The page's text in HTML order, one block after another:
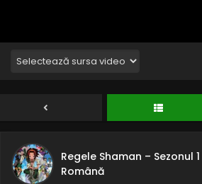
Regele Shaman – Sezonul
Română
Regele Shaman –
Regele Shaman –
împingere